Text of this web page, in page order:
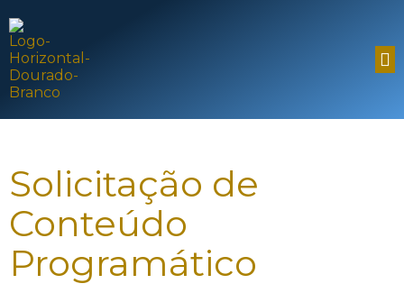
Solicitação de
Conteúdo
Programático